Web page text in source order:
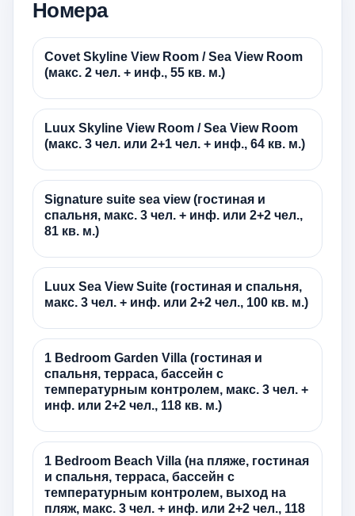
Номера
Covet Skyline View Room / Sea View Room
(макс. 2 чел. + инф., 55 кв. м.)
Luux Skyline View Room / Sea View Room
(макс. 3 чел. или 2+1 чел. + инф., 64 кв. м.)
Signature suite sea view (гостиная и
спальня, макс. 3 чел. + инф. или 2+2 чел.,
81 кв. м.)
Luux Sea View Suite (гостиная и спальня,
макс. 3 чел. + инф. или 2+2 чел., 100 кв. м.)
1 Bedroom Garden Villa (гостиная и
спальня, терраса, бассейн с
температурным контролем, макс. 3 чел. +
инф. или 2+2 чел., 118 кв. м.)
1 Bedroom Beach Villa (на пляже, гостиная
и спальня, терраса, бассейн с
температурным контролем, выход на
пляж, макс. 3 чел. + инф. или 2+2 чел., 118